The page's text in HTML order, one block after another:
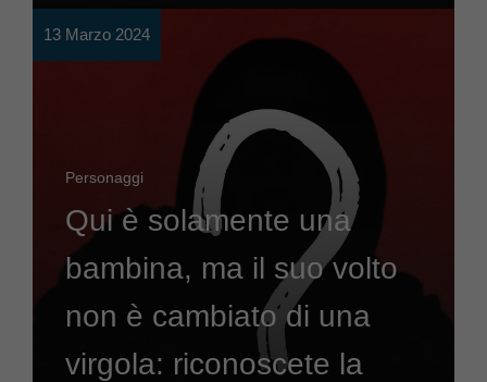
13 Marzo 2024
Personaggi
Qui è solamente una
bambina, ma il suo volto
non è cambiato di una
virgola: riconoscete la